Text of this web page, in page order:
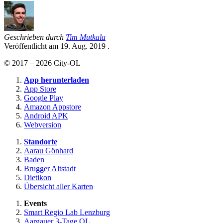
Geschrieben durch Tim Mutkala
Veröffentlicht am 19. Aug. 2019 .
© 2017 – 2026 City-OL
App herunterladen
App Store
Google Play
Amazon Appstore
Android APK
Webversion
Standorte
Aarau Gönhard
Baden
Brugger Altstadt
Dietikon
Übersicht aller Karten
Events
Smart Regio Lab Lenzburg
Aargauer 3-Tage OL